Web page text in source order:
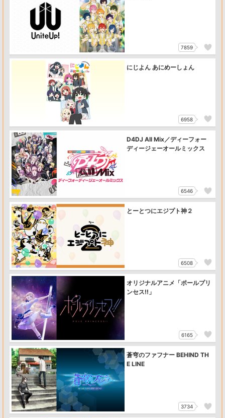
7859
にじよん あにめーしょん
6958
D4DJ All Mix／ディーフォー
ディージェーオールミックス
6546
とーとつにエジプト神２
6508
オリジナルアニメ「ポールプリ
ンセス!!」
6165
蒼穹のファフナー BEHIND TH
E LINE
3734